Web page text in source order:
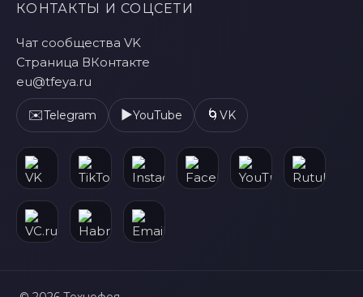
КОНТАКТЫ И СОЦСЕТИ
Чат сообщества VK
Страница ВКонтакте
eu@tfeya.ru
✉️Telegram ▶️YouTube 🌀 VK